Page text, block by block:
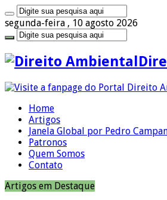
segunda-feira , 10 agosto 2026
Home
Artigos
Janela Global por Pedro
Patronos
Quem Somos
Contato
Artigos em Destaque